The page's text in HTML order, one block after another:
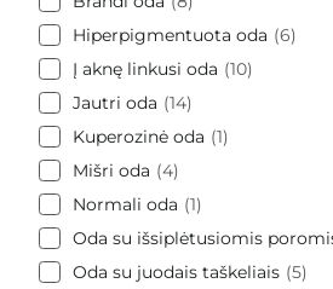
Hiperpigmentuota oda
6
Į aknę linkusi oda
10
Jautri oda
14
Kuperozinė oda
1
Mišri oda
4
Normali oda
1
Oda su išsiplėtusiomis
Oda su juodais taškeliais 5